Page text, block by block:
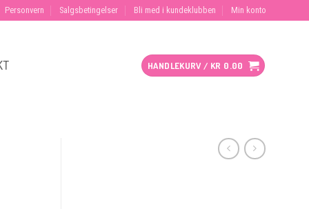
Personvern Salgsbetingelser Bli med i kundeklubben Min konto
HANDLEKURV / KR 0.00